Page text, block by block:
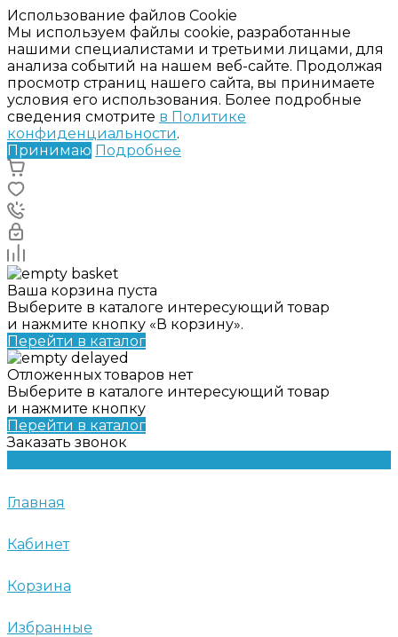
Использование файлов Cookie
Мы используем файлы cookie, разработанные
нашими специалистами и третьими лицами, для
анализа событий на нашем веб-сайте. Продолжая
просмотр страниц нашего сайта, вы принимаете
условия его использования. Более подробные
сведения смотрите в Политике
конфиденциальности.
Принимаю Подробнее
Ваша корзина пуста
Выберите в каталоге интересующий товар
и нажмите кнопку «В корзину».
Перейти в каталог
Отложенных товаров нет
Выберите в каталоге интересующий товар
и нажмите кнопку
Перейти в каталог
Заказать звонок
Главная
Кабинет
Корзина
Избранные